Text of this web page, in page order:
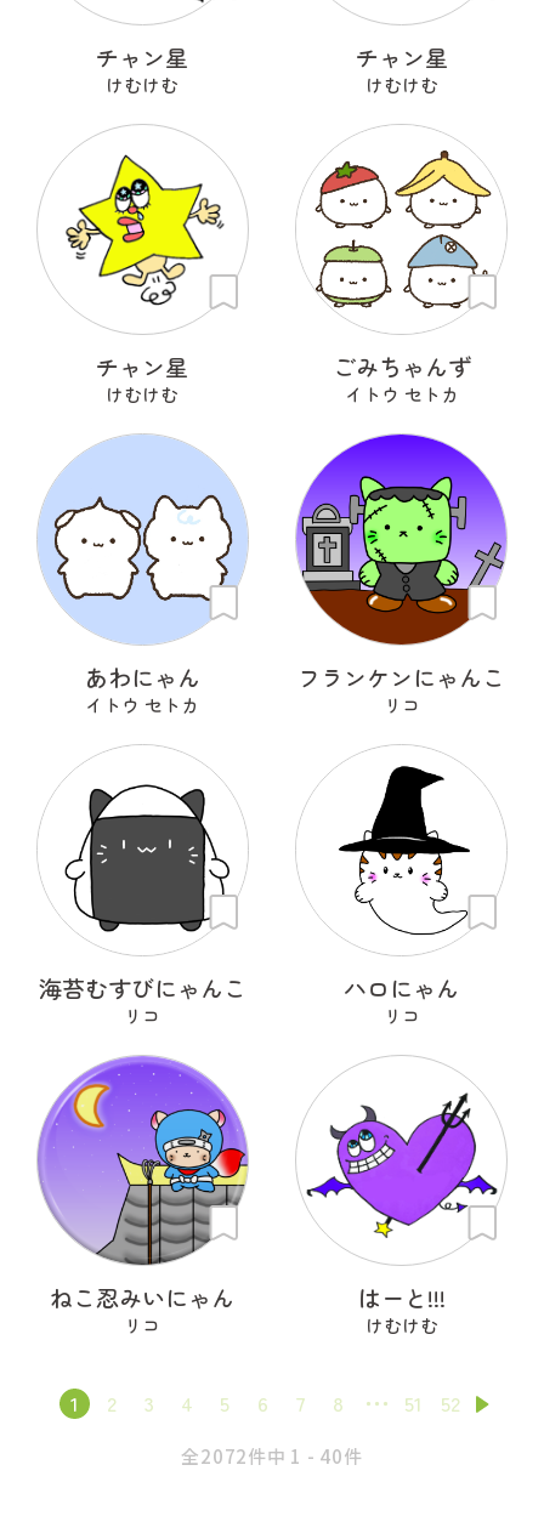
チャン星
けむけむ
チャン星
けむけむ
チャン星
けむけむ
ごみちゃんず
イトウ セトカ
あわにゃん
イトウ セトカ
フランケンにゃんこ
リコ
海苔むすびにゃんこ
リコ
ハロにゃん
リコ
ねこ忍みいにゃん
リコ
はーと!!!
けむけむ
1 2 3 4 5 6 7 8 51 52
全2072件中 1 - 40件